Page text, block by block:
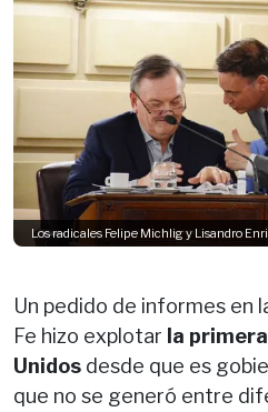
Los radicales Felipe Michlig y Lisandro
Un pedido de informes en
Fe hizo explotar la
Unidos desde que es
que no se generó entre